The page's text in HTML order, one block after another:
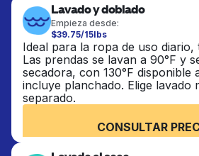
Lavado y doblado
Empieza desde:
$39.75/15lbs
Ideal para la ropa de uso diario,
Las prendas se lavan a 90°F y
secadora, con 130°F disponible
incluye planchado. Elige lavado
separado.
CONSULTAR